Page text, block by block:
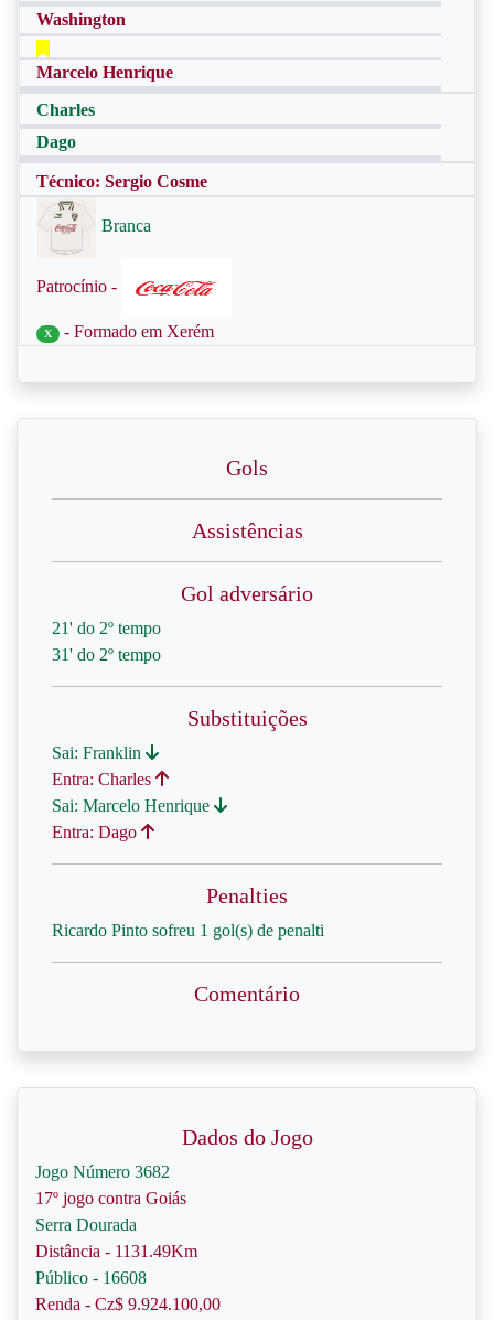
Washington
Marcelo Henrique
Charles
Dago
Técnico: Sergio Cosme
Branca
Patrocínio -
X - Formado em Xerém
Gols
Assistências
Gol adversário
21' do 2º tempo
31' do 2º tempo
Substituições
Sai: Franklin
Entra: Charles
Sai: Marcelo Henrique
Entra: Dago
Penalties
Ricardo Pinto sofreu 1 gol(s) de penalti
Comentário
Dados do Jogo
Jogo Número 3682
17º jogo contra Goiás
Serra Dourada
Distância - 1131.49Km
Público - 16608
Renda - Cz$ 9.924.100,00